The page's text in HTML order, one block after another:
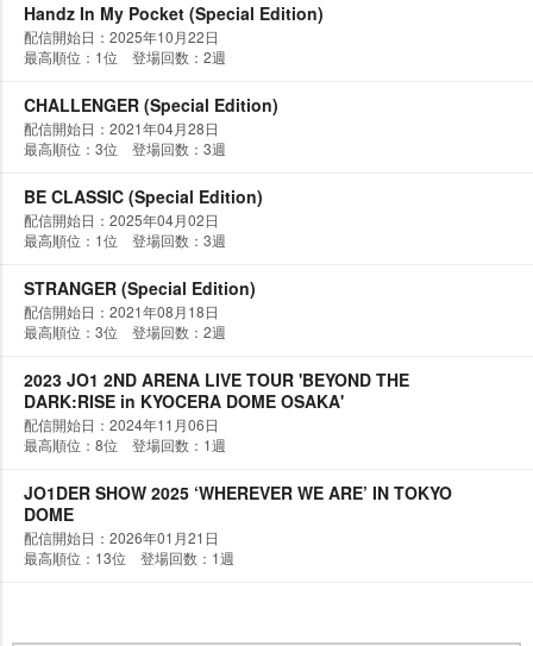
Handz In My Pocket (Special Edition)
配信開始日：2025年10月22日
最高順位：1位 登場回数：2週
CHALLENGER (Special Edition)
配信開始日：2021年04月28日
最高順位：3位 登場回数：3週
BE CLASSIC (Special Edition)
配信開始日：2025年04月02日
最高順位：1位 登場回数：3週
STRANGER (Special Edition)
配信開始日：2021年08月18日
最高順位：3位 登場回数：2週
2023 JO1 2ND ARENA LIVE TOUR 'BEYOND THE
DARK:RISE in KYOCERA DOME OSAKA'
配信開始日：2024年11月06日
最高順位：8位 登場回数：1週
JO1DER SHOW 2025 ‘WHEREVER WE ARE’ IN TOKYO
DOME
配信開始日：2026年01月21日
最高順位：13位 登場回数：1週